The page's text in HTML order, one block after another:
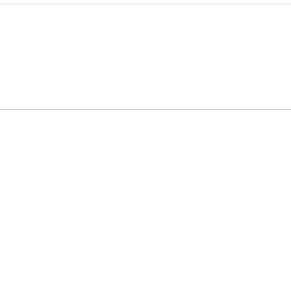
임자에게 서면, 전화, 이메일로 연락하시면 바로 처리해드립니다.